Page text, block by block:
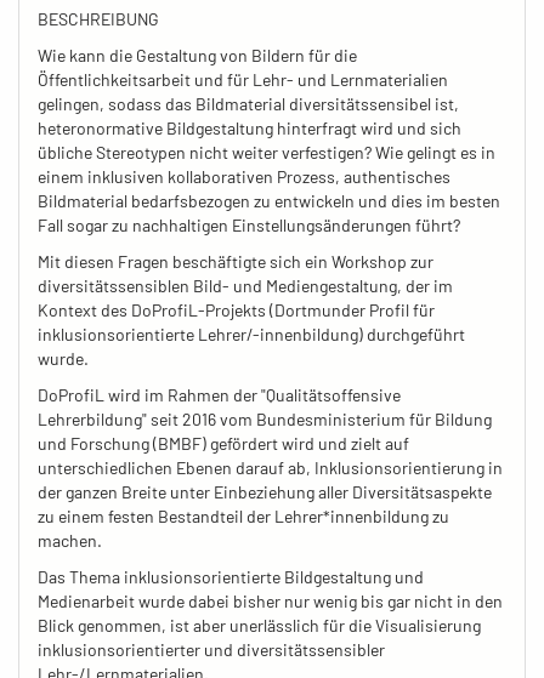
BESCHREIBUNG
Wie kann die Gestaltung von Bildern für die
Öffentlichkeitsarbeit und für Lehr- und Lernmaterialien
gelingen, sodass das Bildmaterial diversitätssensibel ist,
heteronormative Bildgestaltung hinterfragt wird und sich
übliche Stereotypen nicht weiter verfestigen? Wie gelingt es in
einem inklusiven kollaborativen Prozess, authentisches
Bildmaterial bedarfsbezogen zu entwickeln und dies im besten
Fall sogar zu nachhaltigen Einstellungsänderungen führt?
Mit diesen Fragen beschäftigte sich ein Workshop zur
diversitätssensiblen Bild- und Mediengestaltung, der im
Kontext des DoProfiL-Projekts (Dortmunder Profil für
inklusionsorientierte Lehrer/-innenbildung) durchgeführt
wurde.
DoProfiL wird im Rahmen der "Qualitätsoffensive
Lehrerbildung" seit 2016 vom Bundesministerium für Bildung
und Forschung (BMBF) gefördert wird und zielt auf
unterschiedlichen Ebenen darauf ab, Inklusionsorientierung in
der ganzen Breite unter Einbeziehung aller Diversitätsaspekte
zu einem festen Bestandteil der Lehrer*innenbildung zu
machen.
Das Thema inklusionsorientierte Bildgestaltung und
Medienarbeit wurde dabei bisher nur wenig bis gar nicht in den
Blick genommen, ist aber unerlässlich für die Visualisierung
inklusionsorientierter und diversitätssensibler
Lehr-/Lernmaterialien.